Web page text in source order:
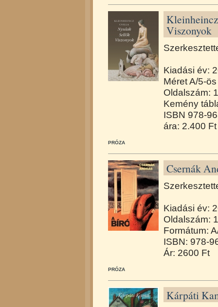
Viszonyok
Kiadási év:
Méret A/5-ös
Oldalszám:
Kemény
ISBN 978-
ára: 2.400 Ft
PRÓZA
Csernák
Kiadási év:
Oldalszám:
Formátum:
ISBN: 978-
Ár: 2600 Ft
PRÓZA
Kárpáti